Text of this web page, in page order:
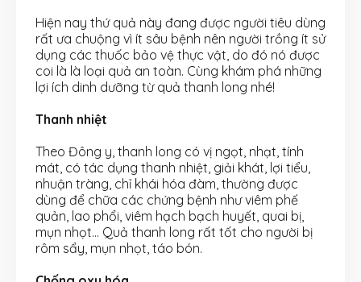
Hiện nay thứ quả này đang được người tiêu dùng
rất ưa chuộng vì ít sâu bệnh nên người trồng ít sử
dụng các thuốc bảo vệ thực vật, do đó nó được
coi là là loại quả an toàn. Cùng khám phá những
lợi ích dinh dưỡng từ quả thanh long nhé!
Thanh nhiệt
Theo Đông y, thanh long có vị ngọt, nhạt, tính
mát, có tác dụng thanh nhiệt, giải khát, lợi tiểu,
nhuận tràng, chỉ khái hóa đàm, thường được
dùng để chữa các chứng bệnh như viêm phế
quản, lao phổi, viêm hạch bạch huyết, quai bị,
mụn nhọt… Quả thanh long rất tốt cho người bị
rôm sẩy, mụn nhọt, táo bón.